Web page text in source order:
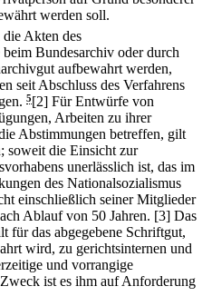
werden soll.
Akten des
Bundesarchiv oder durch
aufbewahrt werden,
seit Abschluss des Verfahrens
5[2] Für Entwürfe von
Arbeiten zu ihrer
Abstimmungen betreffen, gilt
soweit die Einsicht zur
unerlässlich ist, das im
des Nationalsozialismus
einschließlich seiner Mitglieder
Ablauf von 50 Jahren. [3] Das
für das abgegebene Schriftgut,
wird, zu gerichtsinternen und
und vorrangige
ist es ihm auf Anforderung